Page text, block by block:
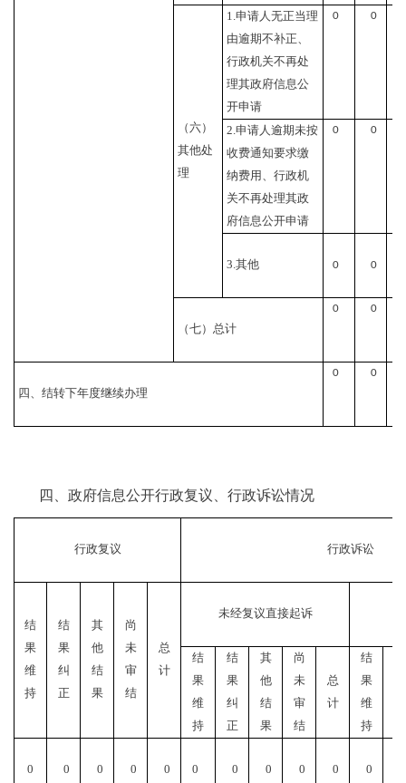
（六）
其他处
理
1.申请人无正当理
由逾期不补正、
行政机关不再处
理其政府信息公
开申请
0 0
2.申请人逾期未按
收费通知要求缴
纳费用、行政机
关不再处理其政
府信息公开申请
0 0
3.其他 0 0
（七）总计
0 0
四、结转下年度继续办理
0 0
四、政府信息公开行政复议、行政诉讼情况
行政复议 行政诉讼
结
果
维
持
结
果
纠
正
其
他
结
果
尚
未
审
结
总
计
未经复议直接起诉
结
果
维
持
结
果
纠
正
其
他
结
果
尚
未
审
结
总
计
结
果
维
持
0 0 0 0 0 0 0 0 0 0 0